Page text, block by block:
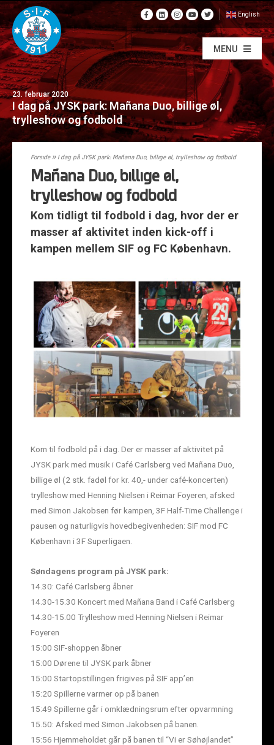
English
MENU
23. februar 2020
I dag på JYSK park: Mañana Duo, billige øl,
trylleshow og fodbold
Forside»I dag på JYSK park: Mañana Duo, billige øl, trylleshow og fodbold
Mañana Duo, billige øl,
trylleshow og fodbold
Kom tidligt til fodbold i dag, hvor der er
masser af aktivitet inden kick-off i
kampen mellem SIF og FC København.
Kom til fodbold på i dag. Der er masser af aktivitet på
JYSK park med musik i Café Carlsberg ved Mañana Duo,
billige øl (2 stk. fadøl for kr. 40,- under café-koncerten)
trylleshow med Henning Nielsen i Reimar Foyeren, afsked
med Simon Jakobsen før kampen, 3F Half-Time Challenge i
pausen og naturligvis hovedbegivenheden: SIF mod FC
København i 3F Superligaen.
Søndagens program på JYSK park:
14.30: Café Carlsberg åbner
14.30-15.30 Koncert med Mañana Band i Café Carlsberg
14.30-15.00 Trylleshow med Henning Nielsen i Reimar
Foyeren
15:00 SIF-shoppen åbner
15:00 Dørene til JYSK park åbner
15:00 Startopstillingen frigives på SIF app’en
15:20 Spillerne varmer op på banen
15:49 Spillerne går i omklædningsrum efter opvarmning
15.50: Afsked med Simon Jakobsen på banen.
15:56 Hjemmeholdet går på banen til “Vi er Søhøjlandet”